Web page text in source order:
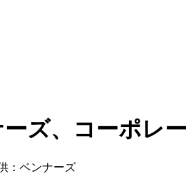
ズ、コーポレ
：ベンナーズ